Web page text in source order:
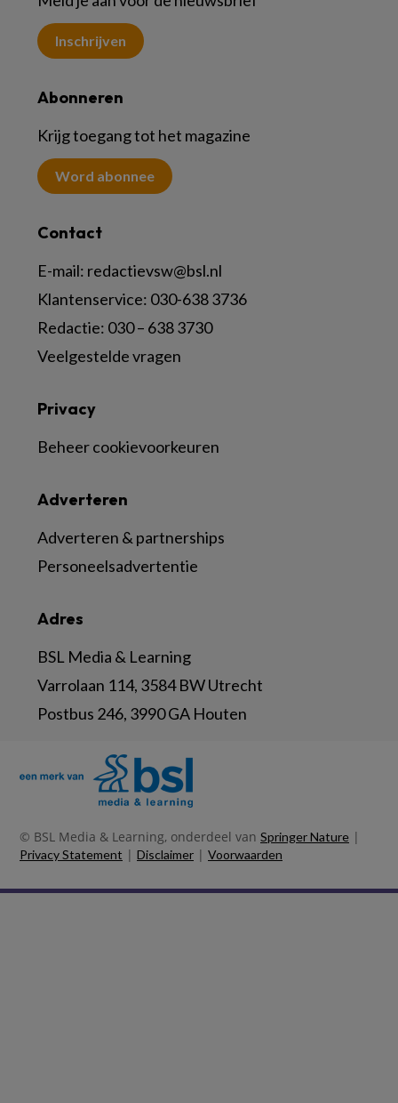
Inschrijven
Abonneren
Krijg toegang tot het magazine
Word abonnee
Contact
E-mail: redactievsw@bsl.nl
Klantenservice: 030-638 3736
Redactie: 030 – 638 3730
Veelgestelde vragen
Adres
BSL Media & Learning
Varrolaan 114, 3584 BW Utrecht
Postbus 246, 3990 GA Houten
Adverteren
Adverteren & partnerships
Personeelsadvertentie
Privacy
Beheer cookievoorkeuren
© BSL Media & Learning, onderdeel van Springer Nature |
Privacy Statement | Disclaimer | Voorwaarden